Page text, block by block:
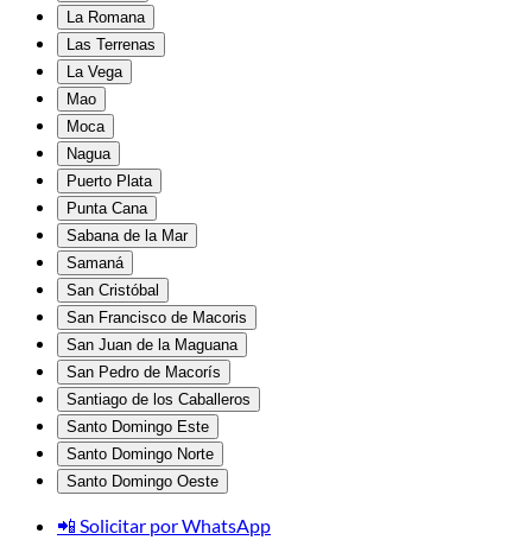
La Romana
Las Terrenas
La Vega
Mao
Moca
Nagua
Puerto Plata
Punta Cana
Sabana de la Mar
Samaná
San Cristóbal
San Francisco de Macoris
San Juan de la Maguana
San Pedro de Macorís
Santiago de los Caballeros
Santo Domingo Este
Santo Domingo Norte
Santo Domingo Oeste
📲 Solicitar por WhatsApp